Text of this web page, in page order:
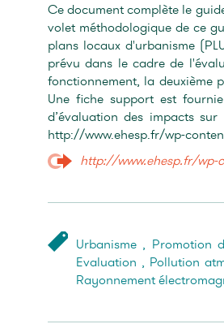
Ce document complète le
volet méthodologique de ce
plans locaux d'urbanisme
prévu dans le cadre de
fonctionnement, la deuxième
Une fiche support est
d’évaluation des impacts
http://www.ehesp.fr/wp-
http://www.ehesp.fr/wp-
Urbanisme, Promotion
Evaluation , Pollution
Rayonnement